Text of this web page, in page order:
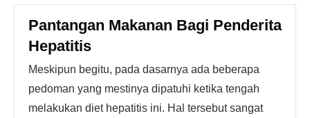
Pantangan Makanan Bagi Penderita
Hepatitis
Meskipun begitu, pada dasarnya ada beberapa
pedoman yang mestinya dipatuhi ketika tengah
melakukan diet hepatitis ini. Hal tersebut sangat